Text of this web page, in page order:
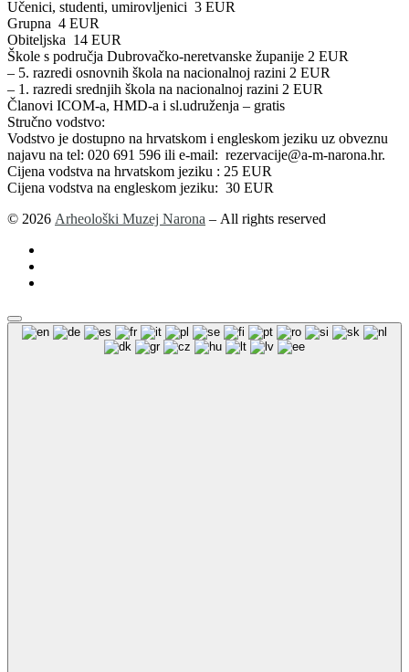
Učenici, studenti, umirovljenici 3 EUR
Grupna 4 EUR
Obiteljska 14 EUR
Škole s područja Dubrovačko-neretvanske županije 2 EUR
– 5. razredi osnovnih škola na nacionalnoj razini 2 EUR
– 1. razredi srednjih škola na nacionalnoj razini 2 EUR
Članovi ICOM-a, HMD-a i sl.udruženja – gratis
Stručno vodstvo:
Vodstvo je dostupno na hrvatskom i engleskom jeziku uz obveznu
najavu na tel: 020 691 596 ili e-mail: rezervacije@a-m-narona.hr.
Cijena vodstva na hrvatskom jeziku : 25 EUR
Cijena vodstva na engleskom jeziku: 30 EUR
© 2026 Arheološki Muzej Narona – All rights reserved